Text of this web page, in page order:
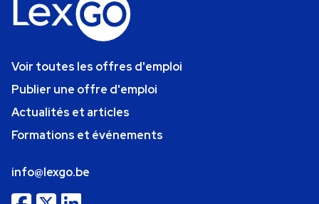
Voir toutes les offres d'emploi
Publier une offre d'emploi
Actualités et articles
Formations et événements
info@lexgo.be